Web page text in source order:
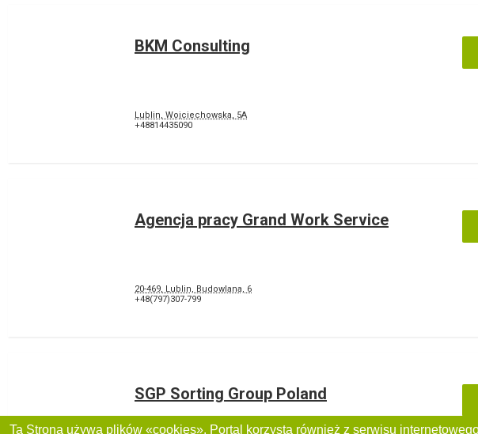
BKM Consulting
Lublin, Wojciechowska, 5A
+48814435090
Agencja pracy Grand Work Service
20-469, Lublin, Budowlana, 6
+48(797)307-799
SGP Sorting Group Poland